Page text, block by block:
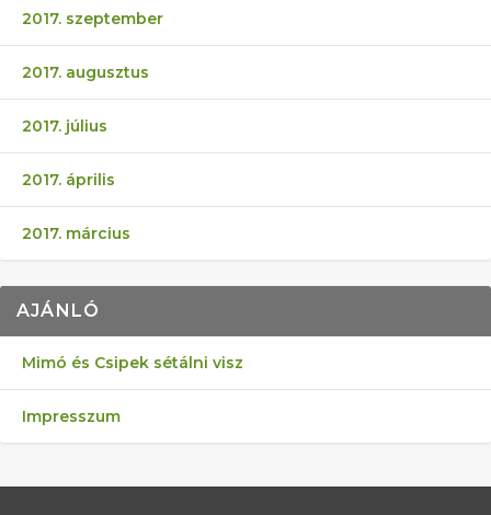
2017. szeptember
2017. augusztus
2017. július
2017. április
2017. március
AJÁNLÓ
Mimó és Csipek sétálni visz
Impresszum